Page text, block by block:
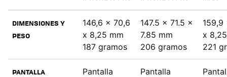
DIMENSIONES Y
PESO
146,6 x 70,6
x 8,25 mm
187 gramos
147.5 x 71.5 x
7.85 mm
206 gramos
159,9
x
221
PANTALLA
Pantalla
Pantalla